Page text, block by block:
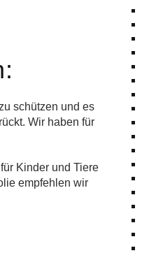
schützen und es
Wir haben für
Kinder und Tiere
empfehlen wir